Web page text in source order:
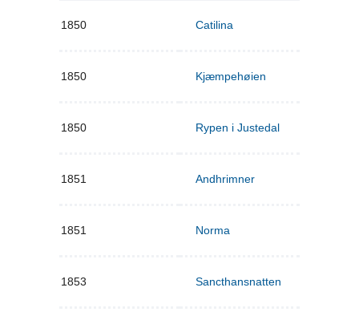
1850 Catilina
1850 Kjæmpehøien
1850 Rypen i Justedal
1851 Andhrimner
1851 Norma
1853 Sancthansnatten